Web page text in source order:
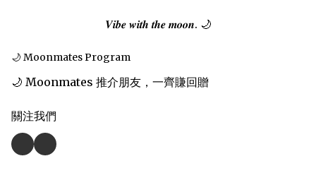
𝑽𝒊𝒃𝒆 𝒘𝒊𝒕𝒉 𝒕𝒉𝒆 𝒎𝒐𝒐𝒏. 🌙
🌙 Moonmates Program
🌙 Moonmates 推介朋友，一齊賺回贈
關注我們